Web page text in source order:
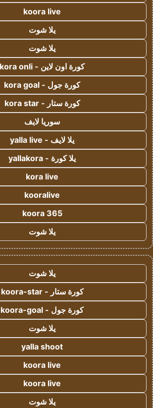
koora live
يلا شوت
يلا شوت
كورة اون لاين - kora onli
كورة جول - kora goal
كورة ستار - kora star
سوريا لايف
يلا لايف - yalla live
يلا كورة - yallakora
kora live
kooralive
koora 365
يلا شوت
يلا شوت
كورة ستار - koora-star
كورة جول - koora-goal
يلا شوت
yalla shoot
koora live
koora live
يلا شوت